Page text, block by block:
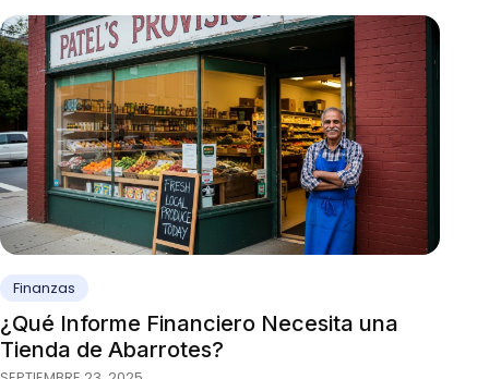
Finanzas
¿Qué Informe Financiero Necesita una
Tienda de Abarrotes?